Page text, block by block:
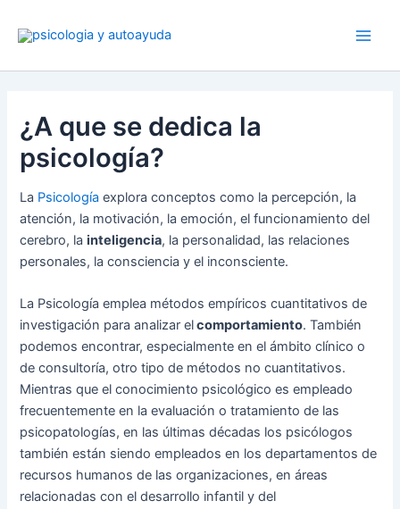
¿A que se dedica la
psicología?
La Psicología explora conceptos como la percepción, la
atención, la motivación, la emoción, el funcionamiento del
cerebro, lainteligencia, la personalidad, las relaciones
personales, la consciencia y el inconsciente.
La Psicología emplea métodos empíricos cuantitativos de
investigación para analizar elcomportamiento. También
podemos encontrar, especialmente en el ámbito clínico o
de consultoría, otro tipo de métodos no cuantitativos.
Mientras que el conocimiento psicológico es empleado
frecuentemente en la evaluación o tratamiento de las
psicopatologías, en las últimas décadas los psicólogos
también están siendo empleados en los departamentos de
recursos humanos de las organizaciones, en áreas
relacionadas con el desarrollo infantil y del